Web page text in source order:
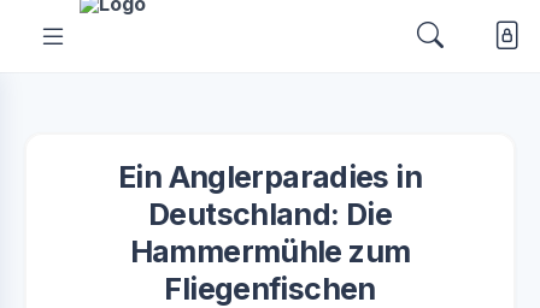
Ein Anglerparadies in
Deutschland: Die
Hammermühle zum
Fliegenfischen